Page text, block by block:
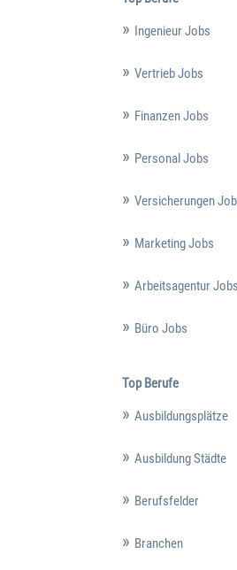
Ingenieur Jobs
Vertrieb Jobs
Finanzen Jobs
Personal Jobs
Versicherungen
Marketing Jobs
Arbeitsagentur Jobs
Büro Jobs
Top Berufe
Ausbildungsplätze
Ausbildung Städte
Berufsfelder
Branchen